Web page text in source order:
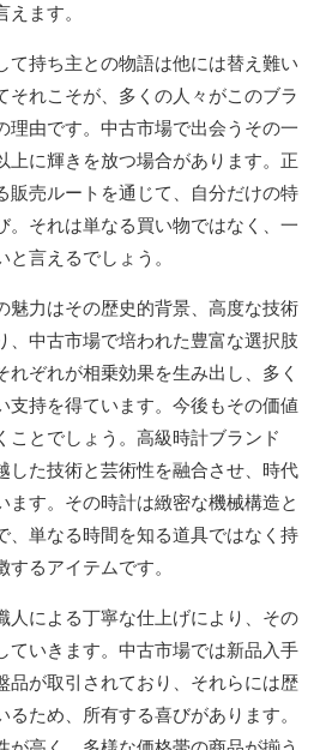
ます。
て持ち主との物語は他には替え難い
それこそが、多くの人々がこのブラ
理由です。中古市場で出会うその一
上に輝きを放つ場合があります。正
販売ルートを通じて、自分だけの特
。それは単なる買い物ではなく、一
言えるでしょう。
魅力はその歴史的背景、高度な技術
、中古市場で培われた豊富な選択肢
れぞれが相乗効果を生み出し、多く
支持を得ています。今後もその価値
ことでしょう。高級時計ブランド
した技術と芸術性を融合させ、時代
ます。その時計は緻密な機械構造と
、単なる時間を知る道具ではなく持
るアイテムです。
人による丁寧な仕上げにより、その
ていきます。中古市場では新品入手
品が取引されており、それらには歴
ため、所有する喜びがあります。